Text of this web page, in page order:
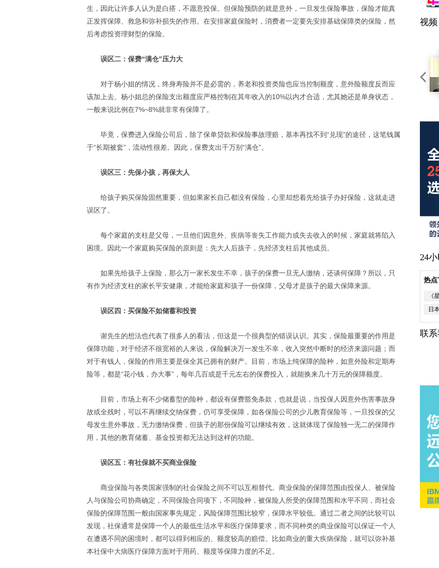
生，因此让许多人认为是白搭，不愿意投保。但保险预防的就是意外，一旦发生保险事故，保险才能真
正发挥保障、救急和弥补损失的作用。在安排家庭保险时，消费者一定要先安排基础保障类的保险，然
后考虑投资理财型的保险。
误区二：保费“满仓”压力大
对于杨小姐的情况，终身寿险并不是必需的，养老和投资类险也应当控制额度，意外险额度反而应
该加上去。杨小姐总的保险支出额度应严格控制在其年收入的10%以内才合适，尤其她还是单身状态，
一般来说比例在7%~8%就非常有保障了。
毕竟，保费进入保险公司后，除了保单贷款和保险事故理赔，基本再找不到“兑现”的途径，这笔钱属
于“长期被套”，流动性很差。因此，保费支出千万别“满仓”。
误区三：先保小孩，再保大人
给孩子购买保险固然重要，但如果家长自己都没有保险，心里却想着先给孩子办好保险，这就走进
误区了。
每个家庭的支柱是父母，一旦他们因意外、疾病等丧失工作能力或失去收入的时候，家庭就将陷入
困境。因此一个家庭购买保险的原则是：先大人后孩子，先经济支柱后其他成员。
如果先给孩子上保险，那么万一家长发生不幸，孩子的保费一旦无人缴纳，还谈何保障？所以，只
有作为经济支柱的家长平安健康，才能给家庭和孩子一份保障，父母才是孩子的最大保障来源。
误区四：买保险不如储蓄和投资
谢先生的想法也代表了很多人的看法，但这是一个很典型的错误认识。其实，保险最重要的作用是
保障功能，对于经济不很宽裕的人来说，保险解决万一发生不幸，收入突然中断时的经济来源问题；而
对于有钱人，保险的作用主要是保全其已拥有的财产。目前，市场上纯保障的险种，如意外险和定期寿
险等，都是“花小钱，办大事”，每年几百或是千元左右的保费投入，就能换来几十万元的保障额度。
目前，市场上有不少储蓄型的险种，都设有保费豁免条款，也就是说，当投保人因意外伤害事故身
故或全残时，可以不再继续交纳保费，仍可享受保障，如各保险公司的少儿教育保险等，一旦投保的父
母发生意外事故，无力缴纳保费，但孩子的那份保险可以继续有效，这就体现了保险独一无二的保障作
用，其他的教育储蓄、基金投资都无法达到这样的功能。
误区五：有社保就不买商业保险
商业保险与各类国家强制的社会保险之间不可以互相替代。商业保险的保障范围由投保人、被保险
人与保险公司协商确定，不同保险合同项下，不同险种，被保险人所受的保障范围和水平不同，而社会
保险的保障范围一般由国家事先规定，风险保障范围比较窄，保障水平较低。通过二者之间的比较可以
发现，社保通常是保障一个人的最低生活水平和医疗保障要求，而不同种类的商业保险可以保证一个人
在遭遇不同的困境时，都可以得到相应的、额度较高的赔偿。比如商业的重大疾病保险，就可以弥补基
本社保中大病医疗保障方面对于用药、额度等保障力度的不足。
视频
24
热
《
日
联